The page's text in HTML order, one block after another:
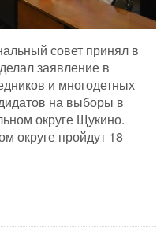
совет принял в
заявление в
и многодетных
на выборы в
округе Щукино.
округе пройдут 18